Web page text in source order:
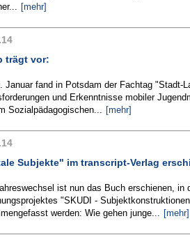
[mehr]
trägt vor:
Januar fand in Potsdam der Fachtag "Stadt-
und Erkenntnisse mobiler
Sozialpädagogischen... [mehr]
Subjekte" im transcript-Verlag
ist nun das Buch erschienen, in
"SKUDI -
werden: Wie gehen junge... [mehr]